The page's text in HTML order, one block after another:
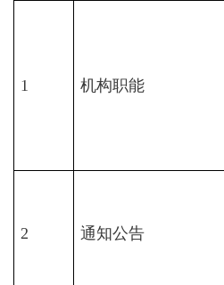
1 机构职能
2 通知公告